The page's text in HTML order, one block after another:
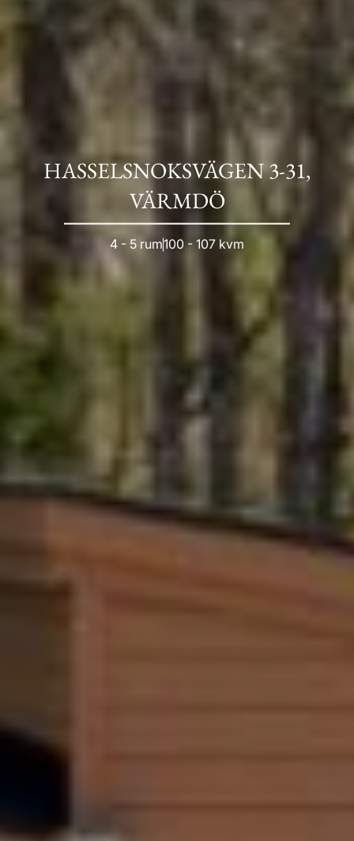
HASSELSNOKSVÄGEN 3-31,
VÄRMDÖ
4 - 5 rum100 - 107 kvm